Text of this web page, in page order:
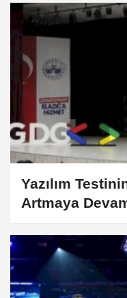
Yazılım
Artmaya